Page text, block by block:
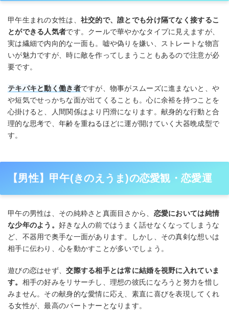
甲午生まれの女性は、 社交的で、誰とでも分け隔てなく接するこ
とができる人気者です。クールで華やかなタイプに見えますが、
実は繊細で内向的な一面も。嘘や偽りを嫌い、ストレートな物言
いが魅力ですが、時に敵を作ってしまうこともあるので注意が必
要です。
テキパキと動く働き者ですが、物事がスムーズに進まないと、や
や短気でせっかちな面が出てくることも。心に余裕を持つことを
心掛けると、人間関係はより円滑になります。献身的な行動と合
理的な思考で、年齢を重ねるほどに運が開けていく大器晩成型で
す。
【男性】甲午(きのえうま)の恋愛観・恋愛運
甲午の男性は、その純粋さと真面目さから、 恋愛においては純情
な少年のよう。 好きな人の前ではうまく話せなくなってしまうな
ど、不器用で奥手な一面があります。しかし、その真剣な想いは
相手に伝わり、心を動かすことが多いでしょう。
遊びの恋はせず、交際する相手とは常に結婚を視野に入れていま
す。 相手の好みをリサーチし、理想の彼氏になろうと努力を惜し
みません。その献身的な愛情に応え、素直に喜びを表現してくれ
る女性が、最高のパートナーとなります。